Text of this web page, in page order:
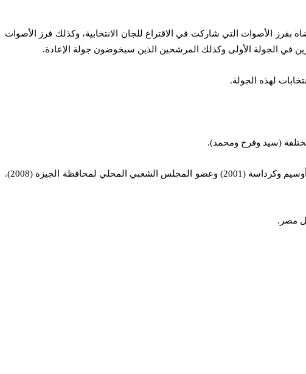
بفرز الأصوات التي شاركت في الاقتراع للجان الانتخابية، وكذلك فرز الأصوات
وللنائب “طارق الطويل” تاريخ مشرف في العمل السياسي والميداني وخدمة أبناء الدائرة، إذ كان عضو بالمجلس الشعبي المحلي لمركز أوسيم وكرداسة (2001) وعضو المجلس الشعبي المحلي لمحافظة الجيزة (2008).